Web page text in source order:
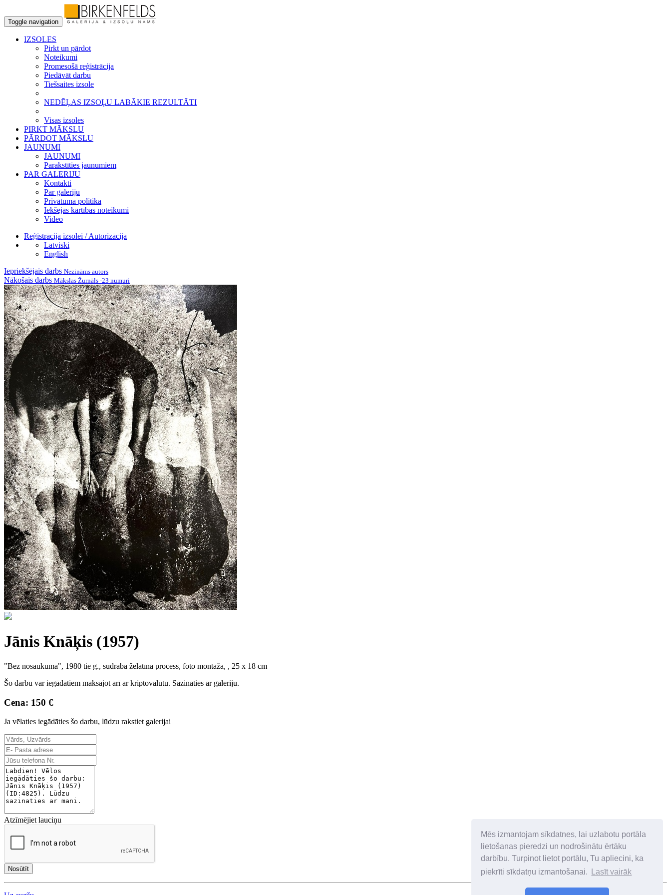
Mēs izmantojam sīkdatnes, lai uzlabotu portāla
lietošanas pieredzi un nodrošinātu ērtāku
darbību. Turpinot lietot portālu, Tu apliecini, ka
piekrīti sīkdatņu izmantošanai.
Lasīt vairāk
Toggle navigation
IZSOLES
Pirkt un pārdot
Noteikumi
Promesošā reģistrācija
Piedāvāt darbu
Tiešsaites izsole
NEDĒĻAS IZSOĻU LABĀKIE REZULTĀTI
Visas izsoles
PIRKT MĀKSLU
PĀRDOT MĀKSLU
JAUNUMI
JAUNUMI
Parakstīties jaunumiem
PAR GALERIJU
Kontakti
Par galeriju
Privātuma politika
Iekšējās kārtības noteikumi
Video
Reģistrācija izsolei / Autorizācija
Latviski
English
Iepriekšējais darbs Nezināms autors
Nākošais darbs Mākslas Žurnāls -23 numuri
Jānis Knāķis (1957)
"Bez nosaukuma", 1980 tie g., sudraba želatīna process, foto montāža, , 25 x 18 cm
Šo darbu var iegādātiem maksājot arī ar kriptovalūtu. Sazinaties ar galeriju.
Cena: 150 €
Ja vēlaties iegādāties šo darbu, lūdzu rakstiet galerijai
Atzīmējiet lauciņu
Nosūtīt